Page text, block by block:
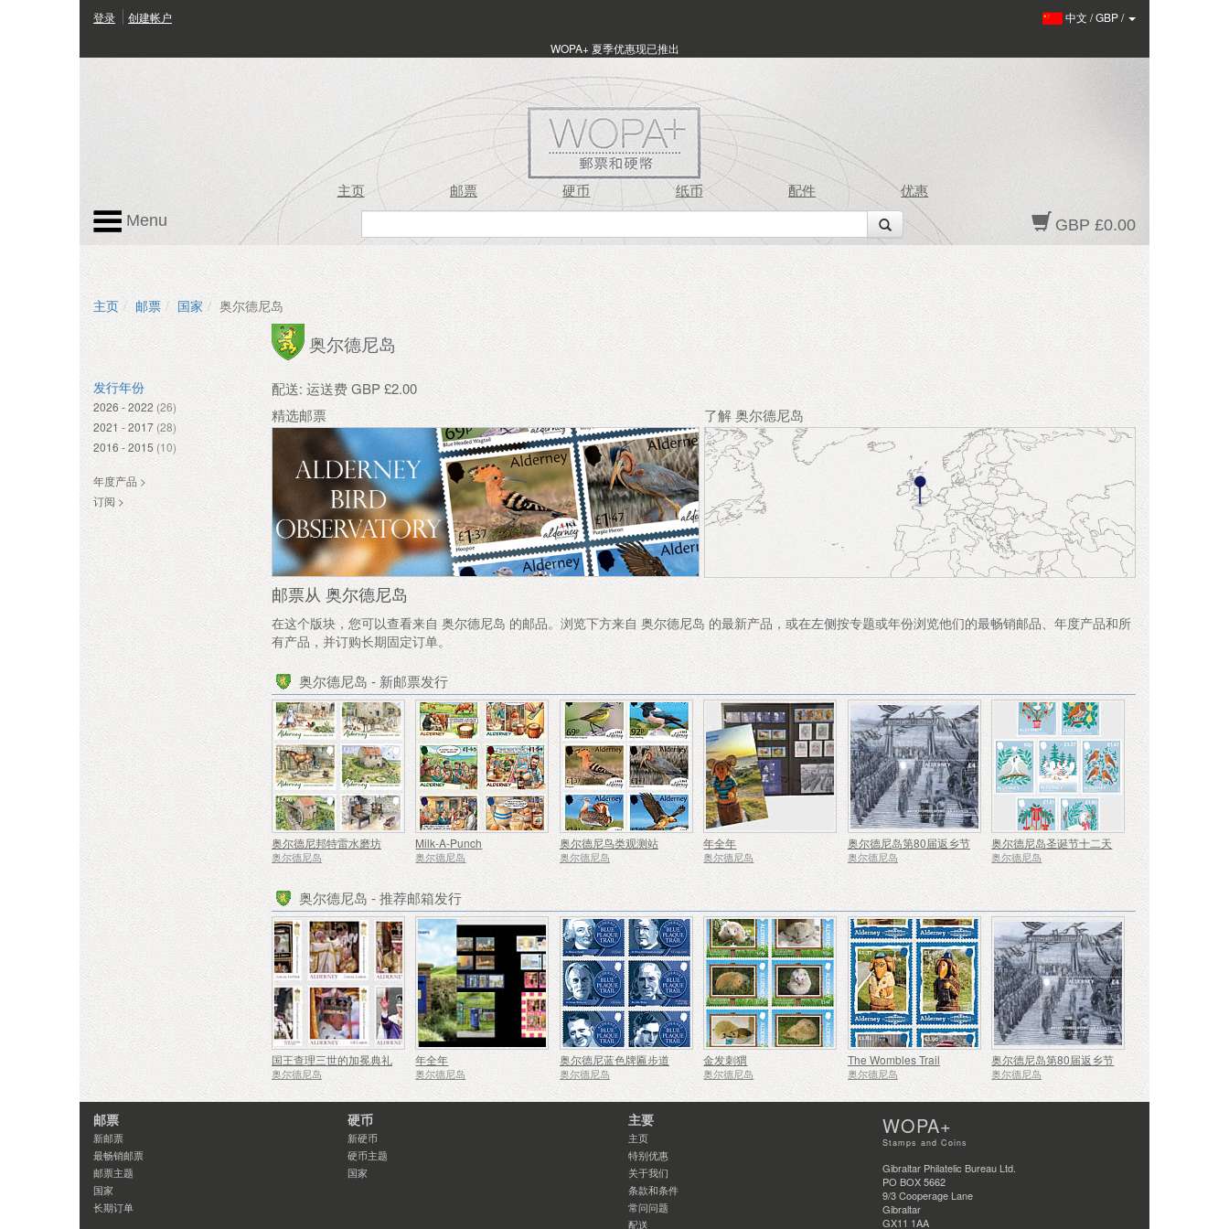
登录 创建帐户 中文 /GBP/
WOPA+ 夏季优惠现已推出
主页 邮票 硬币 纸币 配件 优惠
GBP £0.00
Menu
主页 邮票 国家 奥尔德尼岛
发行年份
2026 - 2022 (26)
2021 - 2017 (28)
2016 - 2015 (10)
年度产品 >
订阅 >
奥尔德尼岛
配送: 运送费 GBP £2.00
精选邮票
了解 奥尔德尼岛
邮票从 奥尔德尼岛
在这个版块，您可以查看来自 奥尔德尼岛 的邮品。浏览下方来自 奥尔德尼岛 的最新产品，或在左侧按专题或年份浏览他们的最畅销邮品、年度产品和所
有产品，并订购长期固定订单。
奥尔德尼岛 - 新邮票发行
奥尔德尼邦特雷水磨坊
奥尔德尼岛
Milk-A-Punch
奥尔德尼岛
奥尔德尼鸟类观测站
奥尔德尼岛
年全年
奥尔德尼岛
奥尔德尼岛第80届返乡节
奥尔德尼岛
奥尔德尼岛圣诞节十二天
奥尔德尼岛
奥尔德尼岛 - 推荐邮箱发行
国王查理三世的加冕典礼
奥尔德尼岛
年全年
奥尔德尼岛
奥尔德尼蓝色牌匾步道
奥尔德尼岛
金发刺猬
奥尔德尼岛
The Wombles Trail
奥尔德尼岛
奥尔德尼岛第80届返乡节
奥尔德尼岛
邮票
新邮票
最畅销邮票
邮票主题
国家
长期订单
硬币
新硬币
硬币主题
国家
主要
主页
特别优惠
关于我们
条款和条件
常问问题
配送
WOPA+
Stamps and Coins
Gibraltar Philatelic Bureau Ltd.
PO BOX 5662
9/3 Cooperage Lane
Gibraltar
GX11 1AA